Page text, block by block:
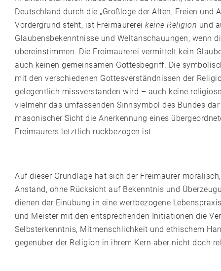
Deutschland durch die „Großloge der Alten, Freien
Vordergrund steht, ist Freimaurerei keine Religion und
Glaubensbekenntnisse und Weltanschauungen, wenn
übereinstimmen. Die Freimaurerei vermittelt kein
auch keinen gemeinsamen Gottesbegriff. Die
mit den verschiedenen Gottesverständnissen der
gelegentlich missverstanden wird – auch keine
vielmehr das umfassenden Sinnsymbol des Bundes
masonischer Sicht die Anerkennung eines
Freimaurers letztlich rückbezogen ist.
Auf dieser Grundlage hat sich der Freimaurer
Anstand, ohne Rücksicht auf Bekenntnis und
dienen der Einübung in eine wertbezogene
und Meister mit den entsprechenden Initiationen die
Selbsterkenntnis, Mitmenschlichkeit und ethischem
gegenüber der Religion in ihrem Kern aber nicht doch